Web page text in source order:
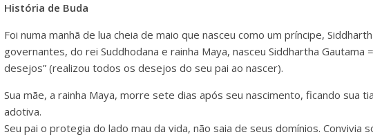
História de Buda
Foi numa manhã de lua cheia de maio que nasceu como um príncipe,
governantes, do rei Suddhodana e rainha Maya, nasceu Siddhartha Gautama
desejos” (realizou todos os desejos do seu pai ao nascer).
Sua mãe, a rainha Maya, morre sete dias após seu nascimento, ficando sua
adotiva.
Seu pai o protegia do lado mau da vida, não saia de seus domínios. Convivia